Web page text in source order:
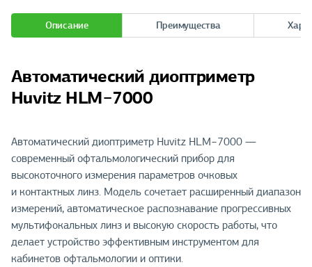
Описание Преимущества
Автоматический диоптриметр
Huvitz HLM−7000
Автоматический диоптриметр Huvitz HLM−7000 —
современный офтальмологический прибор для
высокоточного измерения параметров очковых
и контактных линз. Модель сочетает расширенный диапазон
измерений, автоматическое распознавание прогрессивных
мультифокальных линз и высокую скорость работы, что
делает устройство эффективным инструментом для
кабинетов офтальмологии и оптики.